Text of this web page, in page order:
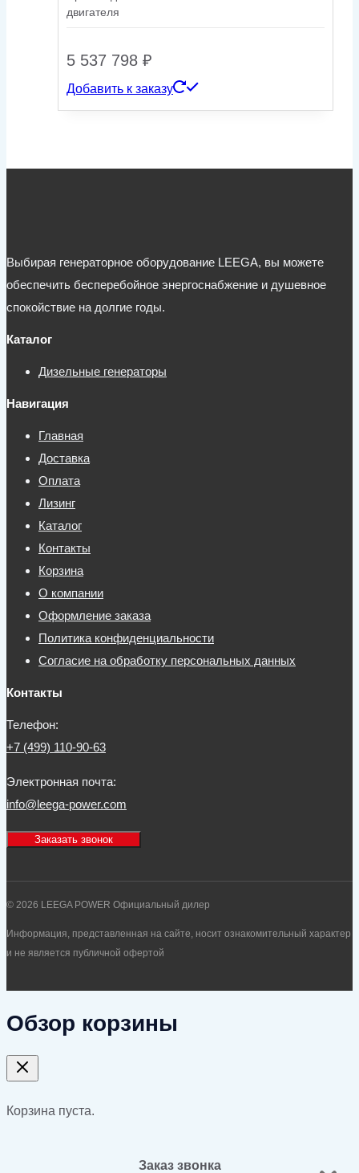
двигателя
5 537 798 ₽
Добавить к заказу
Выбирая генераторное оборудование LEEGA, вы можете
обеспечить бесперебойное энергоснабжение и душевное
спокойствие на долгие годы.
Каталог
Дизельные генераторы
Навигация
Главная
Доставка
Оплата
Лизинг
Каталог
Контакты
Корзина
О компании
Оформление заказа
Политика конфиденциальности
Согласие на обработку персональных данных
Контакты
Телефон:
+7 (499) 110-90-63
Электронная почта:
info@leega-power.com
Заказать звонок
© 2026 LEEGA POWER Официальный дилер
Информация, представленная на сайте, носит ознакомительный характер
и не является публичной офертой
Обзор корзины
Корзина пуста.
Заказ звонка